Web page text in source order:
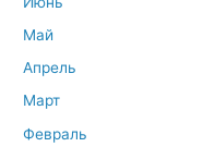
Май
Апрель
Март
Февраль